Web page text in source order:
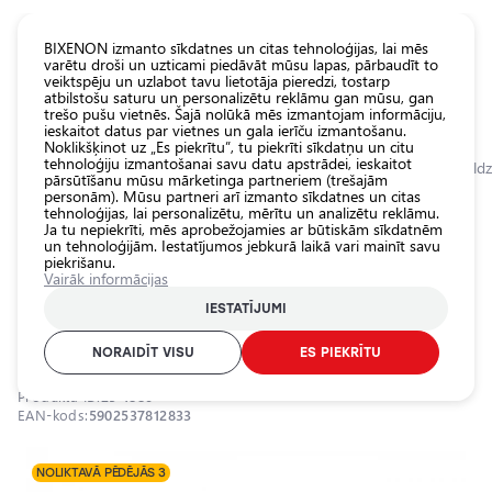
Sākumlapa Kategorijas Veikals Pamatlukturu auto spuldzes LED
LED spuldzes H11, 24W, 10 000Lm,
6000K, 9-16V, EPLH37
EINPARTS / 25-1880 / 6000K - auksti balts / H11
Produkta ID:
EAN-kods:5902537812833
NOLIKTAVĀ PĒDĒJĀS 3
Visas
veikala
preces
Veikals
Pamatlukturu
spuldzes
Ārējais auto
Iekšējais auto
apgaismojums
Apgaismojuma
aksesuāri
aizsardzība
BIXENON izmanto sīkdatnes un citas tehnoloģijas, lai mēs
varētu droši un uzticami piedāvāt mūsu lapas, pārbaudīt to
veiktspēju un uzlabot tavu lietotāja pieredzi, tostarp
atbilstošu saturu un personalizētu reklāmu gan mūsu, gan
trešo pušu vietnēs. Šajā nolūkā mēs izmantojam informāciju,
ieskaitot datus par vietnes un gala ierīču izmantošanu.
Noklikšķinot uz „Es piekrītu”, tu piekrīti sīkdatņu un citu
tehnoloģiju izmantošanai savu datu apstrādei, ieskaitot
pārsūtīšanu mūsu mārketinga partneriem (trešajām
personām). Mūsu partneri arī izmanto sīkdatnes un citas
tehnoloģijas, lai personalizētu, mērītu un analizētu reklāmu.
Ja tu nepiekrīti, mēs aprobežojamies ar būtiskām sīkdatnēm
un tehnoloģijām. Iestatījumos jebkurā laikā vari mainīt savu
piekrišanu.
Vairāk informācijas
IESTATĪJUMI
NORAIDĪT VISU ES PIEKRĪTU